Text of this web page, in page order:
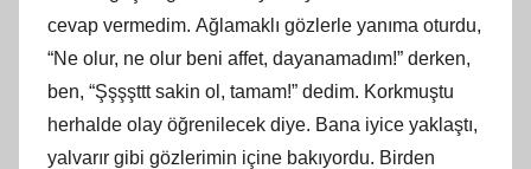
cevap vermedim. Ağlamaklı gözlerle yanıma oturdu,
“Ne olur, ne olur beni affet, dayanamadım!” derken,
ben, “Şşşşttt sakin ol, tamam!” dedim. Korkmuştu
herhalde olay öğrenilecek diye. Bana iyice yaklaştı,
yalvarır gibi gözlerimin içine bakıyordu. Birden